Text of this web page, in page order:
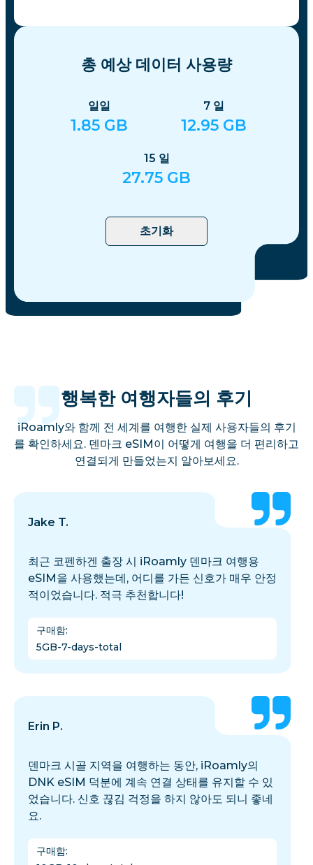
총 예상 데이터 사용량
일일
1.85 GB
7 일
12.95 GB
15 일
27.75 GB
초기화
행복한 여행자들의 후기
iRoamly와 함께 전 세계를 여행한 실제 사용자들의 후기
를 확인하세요. 덴마크 eSIM이 어떻게 여행을 더 편리하고
연결되게 만들었는지 알아보세요.
Jake T.
최근 코펜하겐 출장 시 iRoamly 덴마크 여행용
eSIM을 사용했는데, 어디를 가든 신호가 매우 안정
적이었습니다. 적극 추천합니다!
구매함:
5GB-7-days-total
Erin P.
덴마크 시골 지역을 여행하는 동안, iRoamly의
DNK eSIM 덕분에 계속 연결 상태를 유지할 수 있
었습니다. 신호 끊김 걱정을 하지 않아도 되니 좋네
요.
구매함: